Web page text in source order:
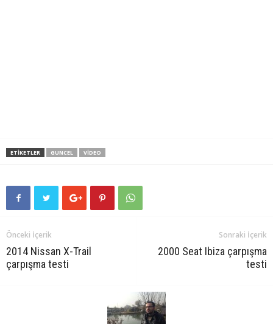
ETIKETLER GUNCEL VIDEO
Önceki İçerik
2014 Nissan X-Trail
çarpışma testi
Sonraki İçerik
2000 Seat Ibiza çarpışma
testi